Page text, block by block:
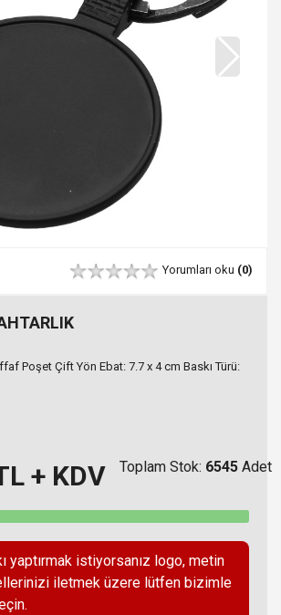
Yorumları oku (0)
Poşet Çift Yön Ebat: 7.7 x 4 cm Baskı Türü:
+ KDV Toplam Stok: 6545 Adet
yaptırmak istiyorsanız logo, metin
iletmek üzere lütfen bizimle